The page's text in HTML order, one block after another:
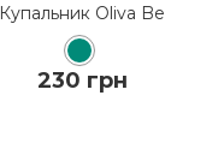
Купальник Oliva Be
230 грн